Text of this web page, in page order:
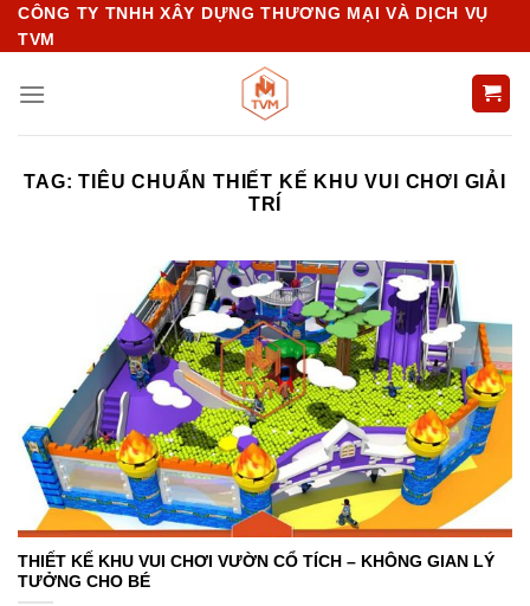
Chuyển
đến
dung
CÔNG TY TNHH XÂY DỰNG THƯƠNG MẠI VÀ DỊCH VỤ
TVM
TAG:TIÊU CHUẨN THIẾT KẾ KHU VUI CHƠI GIẢI
TRÍ
THIẾT KẾ KHU VUI CHƠI VƯỜN CỔ TÍCH – KHÔNG GIAN LÝ
TƯỞNG CHO BÉ